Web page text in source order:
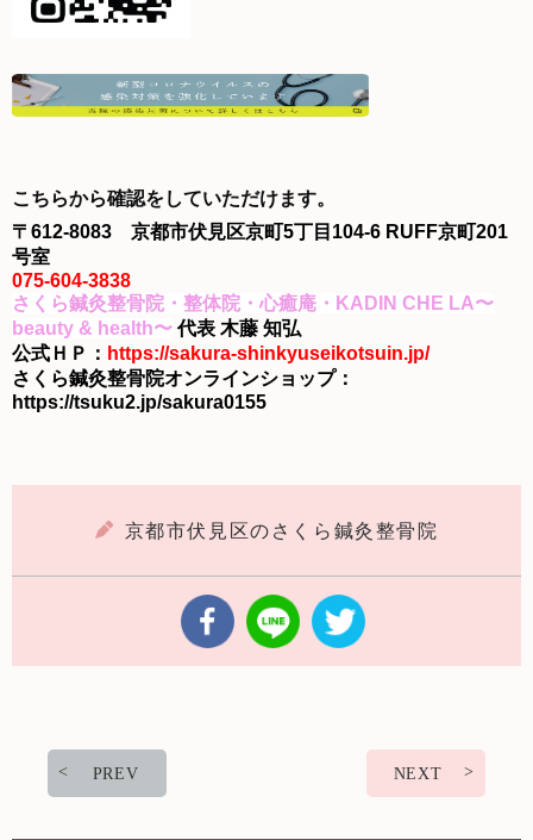
こちらから確認をしていただけます。
〒612-8083 京都市伏見区京町5丁目104-6 RUFF京町201
号室
075-604-3838
さくら鍼灸整骨院・整体院・心癒庵・KADIN CHE LA〜
beauty & health〜代表 木藤 知弘
公式ＨＰ： https://sakura-shinkyuseikotsuin.jp/
さくら鍼灸整骨院オンラインショップ：
https://tsuku2.jp/sakura0155
京都市伏見区のさくら鍼灸整骨院
PREV NEXT